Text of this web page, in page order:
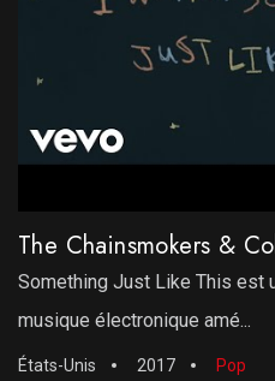
Something Just Like This est
musique électronique amé...
États-Unis 2017 Pop